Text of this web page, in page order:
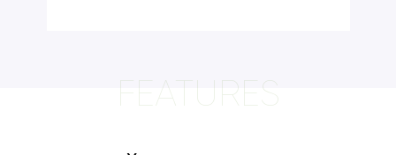
FEATURES